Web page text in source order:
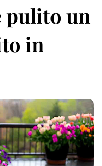
pulito un
in